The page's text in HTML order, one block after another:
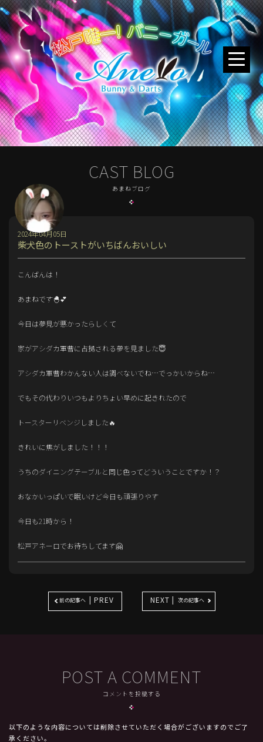
CAST BLOG
あまねブログ
柴犬色のトーストがいちばんおいしい
2024年04月05日
こんばんは！
あまねです🐣💕
今日は夢見が悪かったらしくて
家がアシダカ軍曹に占拠される夢を見ました😇
アシダカ軍曹わかんない人は調べないでね…でっかいからね…
でもその代わりいつもよりちょい早めに起きれたので
トースターリベンジしました🔥
きれいに焦がしました！！！
うちのダイニングテーブルと同じ色ってどういうことですか！？
おなかいっぱいで眠いけど今日も頑張りやす
今日も21時から！
松戸アネーロでお待ちしてます🤗
前の記事へ | PREV NEXT | 次の記事へ
POST A COMMENT
コメントを投稿する
以下のような内容については削除させていただく場合がございますのでご了
承ください。